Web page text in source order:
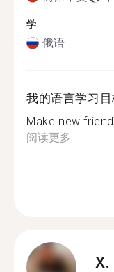
学
俄语
我的语言学习目
Make new
阅读更多
X.